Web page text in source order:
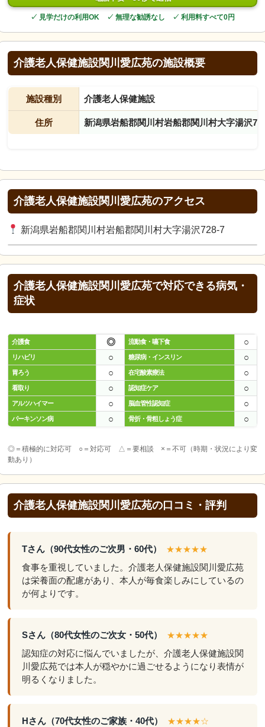
✓ 見学だけの利用OK ✓ 無理な勧誘なし ✓ 利用料すべて0円
介護老人保健施設関川愛広苑の施設概要
施設種別 介護老人保健施設
住所 新潟県岩船郡関川村岩船郡関川村大字湯沢
介護老人保健施設関川愛広苑のアクセス
新潟県岩船郡関川村岩船郡関川村大字湯沢728-7
介護老人保健施設関川愛広苑で対応できる病気・
症状
介護食 ◎ 流動食・嚥下食 ○
リハビリ ○ 糖尿病・インスリン ○
胃ろう ○ 在宅酸素療法 ○
看取り ○ 認知症ケア ○
アルツハイマー ○ 脳血管性認知症 ○
パーキンソン病 ○ 骨折・骨粗しょう症 ○
◎＝積極的に対応可 ○＝対応可 △＝要相談 ×＝不可（時期・状況により変
動あり）
介護老人保健施設関川愛広苑の口コミ・評判
Tさん（90代女性のご次男・60代） ★★★★★
食事を重視していました。介護老人保健施設関川愛広苑
は栄養面の配慮があり、本人が毎食楽しみにしているの
が何よりです。
Sさん（80代女性のご次女・50代） ★★★★★
認知症の対応に悩んでいましたが、介護老人保健施設関
川愛広苑では本人が穏やかに過ごせるようになり表情が
明るくなりました。
Hさん（70代女性のご家族・40代） ★★★★☆